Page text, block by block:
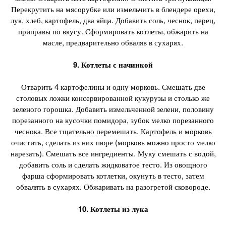
Перекрутить на мясорубке или измельчить в блендере орехи,
лук, хлеб, картофель, два яйца. Добавить соль, чеснок, перец,
приправы по вкусу. Сформировать котлеты, обжарить на
масле, предварительно обваляв в сухарях.
9. Котлеты с начинкой
Отварить 4 картофелины и одну морковь. Смешать две
столовых ложки консервированной кукурузы и столько же
зеленого горошка. Добавить измельченной зелени, половину
порезанного на кусочки помидора, зубок мелко порезанного
чеснока. Все тщательно перемешать. Картофель и морковь
очистить, сделать из них пюре (морковь можно просто мелко
нарезать). Смешать все ингредиенты. Муку смешать с водой,
добавить соль и сделать жидковатое тесто. Из овощного
фарша сформировать котлетки, окунуть в тесто, затем
обвалять в сухарях. Обжаривать на разогретой сковороде.
10. Котлеты из лука